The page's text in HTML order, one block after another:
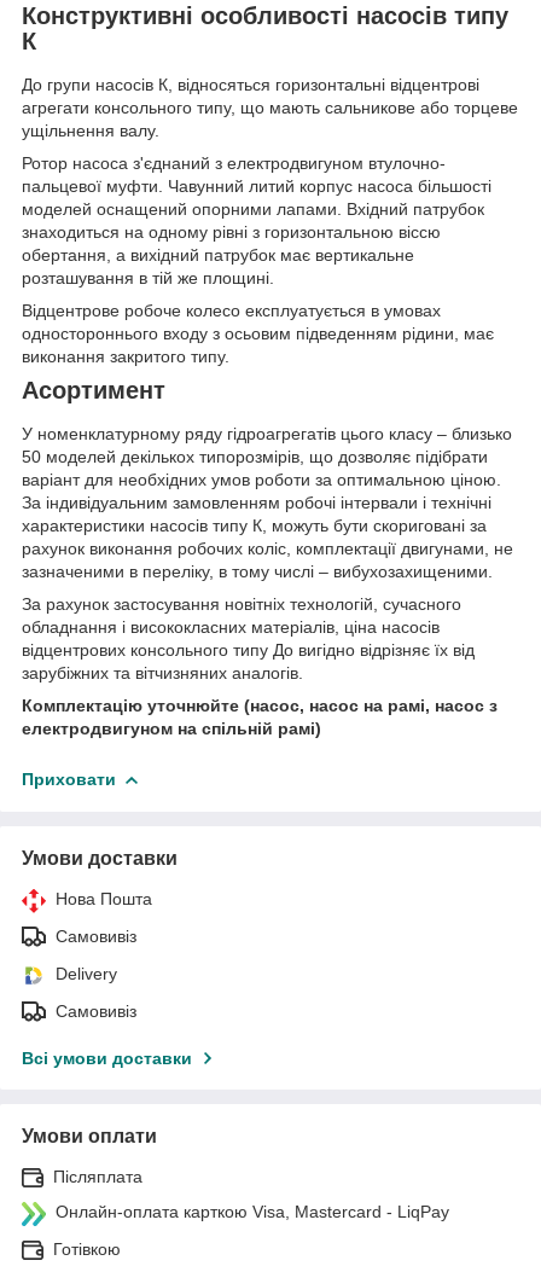
Конструктивні особливості насосів типу
К
До групи насосів К, відносяться горизонтальні відцентрові
агрегати консольного типу, що мають сальникове або торцеве
ущільнення валу.
Ротор насоса з'єднаний з електродвигуном втулочно-
пальцевої муфти. Чавунний литий корпус насоса більшості
моделей оснащений опорними лапами. Вхідний патрубок
знаходиться на одному рівні з горизонтальною віссю
обертання, а вихідний патрубок має вертикальне
розташування в тій же площині.
Відцентрове робоче колесо експлуатується в умовах
одностороннього входу з осьовим підведенням рідини, має
виконання закритого типу.
Асортимент
У номенклатурному ряду гідроагрегатів цього класу – близько
50 моделей декількох типорозмірів, що дозволяє підібрати
варіант для необхідних умов роботи за оптимальною ціною.
За індивідуальним замовленням робочі інтервали і технічні
характеристики насосів типу К, можуть бути скориговані за
рахунок виконання робочих коліс, комплектації двигунами, не
зазначеними в переліку, в тому числі – вибухозахищеними.
За рахунок застосування новітніх технологій, сучасного
обладнання і висококласних матеріалів, ціна насосів
відцентрових консольного типу До вигідно відрізняє їх від
зарубіжних та вітчизняних аналогів.
Комплектацію уточнюйте (насос, насос на рамі, насос з
електродвигуном на спільній рамі)
Приховати
Умови доставки
Нова Пошта
Самовивіз
Delivery
Самовивіз
Всі умови доставки
Умови оплати
Післяплата
Онлайн-оплата карткою Visa, Mastercard - LiqPay
Готівкою